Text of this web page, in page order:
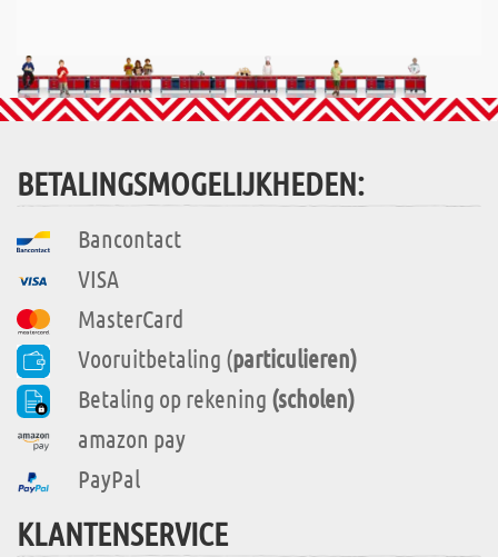
BETALINGSMOGELIJKHEDEN:
Bancontact
VISA
MasterCard
Vooruitbetaling (particulieren)
Betaling op rekening (scholen)
amazon pay
PayPal
KLANTENSERVICE